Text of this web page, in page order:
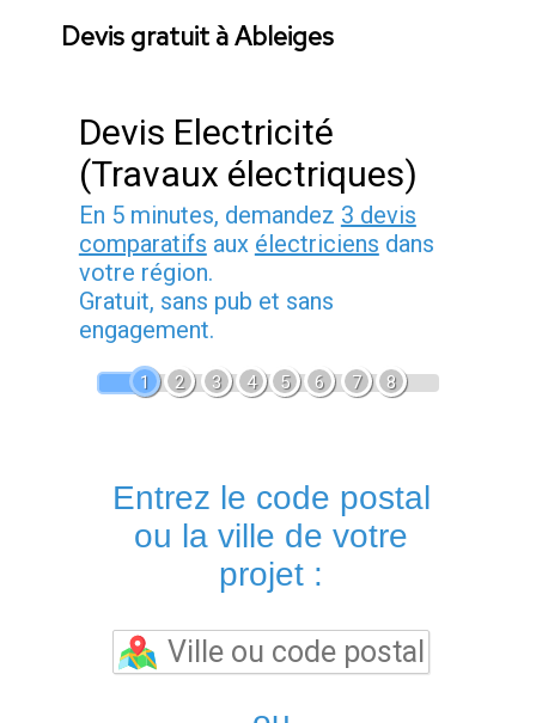
Devis gratuit à Ableiges
Devis Electricité
(Travaux électriques)
En 5 minutes, demandez 3 devis
comparatifs aux électriciens dans
votre région.
Gratuit, sans pub et sans
engagement.
1 2 3 4 5 6 7 8
Entrez le code postal
ou la ville de votre
projet :